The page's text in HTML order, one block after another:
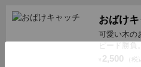
おばけ
可愛い木の
ピード勝負。
¥ 2,500 （税